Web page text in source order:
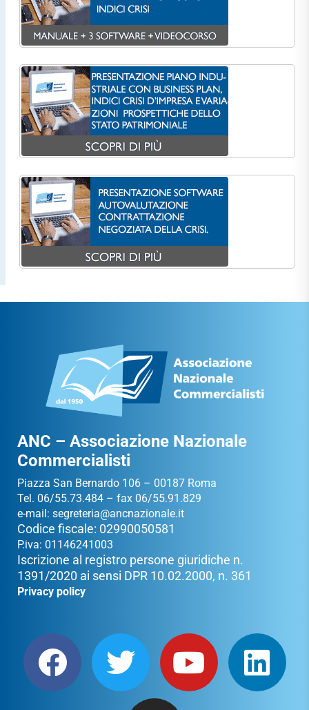
ANC – Associazione Nazionale
Commercialisti
Piazza San Bernardo 106 – 00187 Roma
Tel. 06/55.73.484 – fax 06/55.91.829
e-mail: segreteria@ancnazionale.it
Codice fiscale: 02990050581
P.iva: 01146241003
Iscrizione al registro persone giuridiche n.
1391/2020 ai sensi DPR 10.02.2000, n. 361
Privacy policy